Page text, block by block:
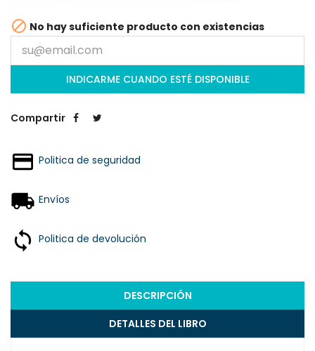
 No hay suficiente producto con existencias
INDICARME CUANDO ESTÉ DISPONIBLE
Compartir
Politica de seguridad
Envíos
Politica de devolución
DESCRIPCIÓN
DETALLES DEL LIBRO